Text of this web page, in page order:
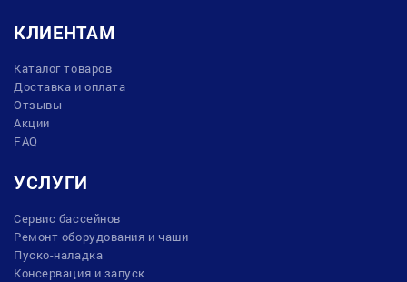
КЛИЕНТАМ
Каталог товаров
Доставка и оплата
Отзывы
Акции
FAQ
УСЛУГИ
Сервис бассейнов
Ремонт оборудования и чаши
Пуско-наладка
Консервация и запуск